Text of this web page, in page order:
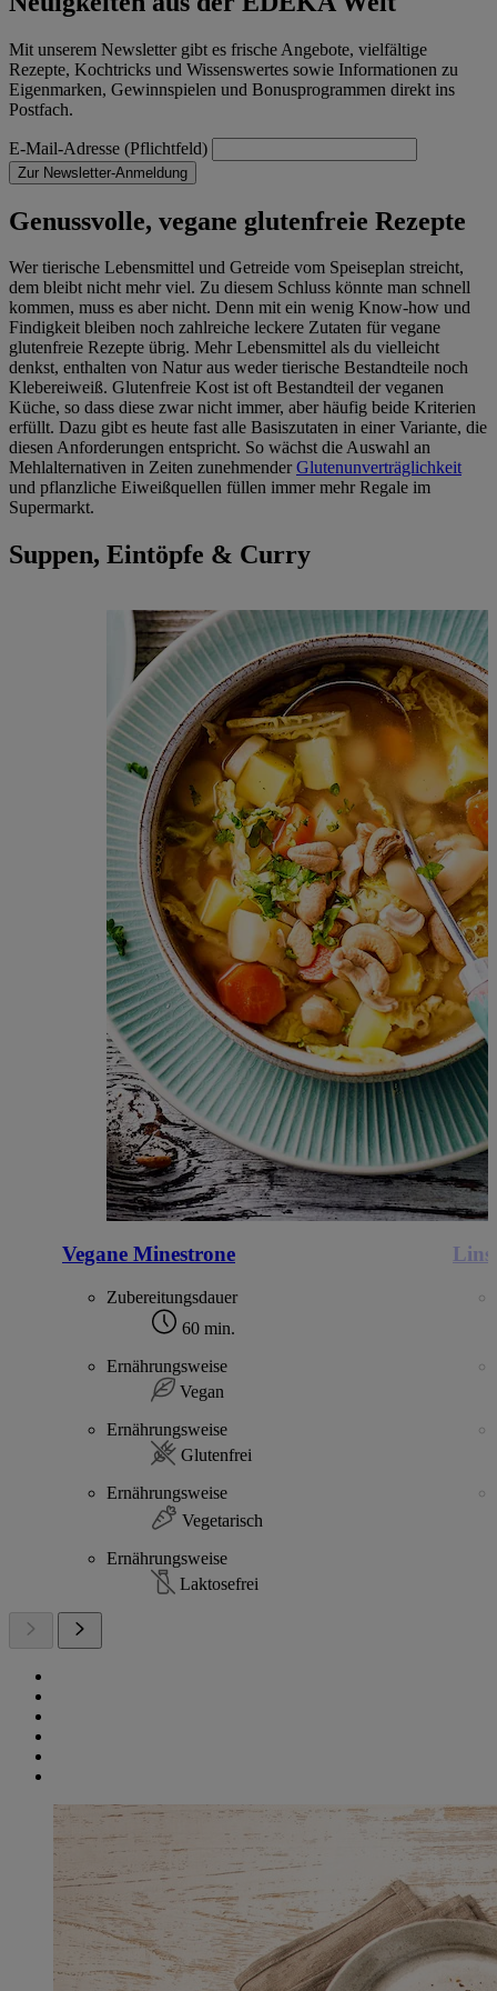
Mit unserem Newsletter gibt es frische Angebote, vielfältige
Rezepte, Kochtricks und Wissenswertes sowie Informationen zu
Eigenmarken, Gewinnspielen und Bonusprogrammen direkt ins
Postfach.
E-Mail-Adresse (Pflichtfeld)
Zur Newsletter-Anmeldung
Genussvolle, vegane glutenfreie Rezepte
Wer tierische Lebensmittel und Getreide vom Speiseplan streicht,
dem bleibt nicht mehr viel. Zu diesem Schluss könnte man schnell
kommen, muss es aber nicht. Denn mit ein wenig Know-how und
Findigkeit bleiben noch zahlreiche leckere Zutaten für vegane
glutenfreie Rezepte übrig. Mehr Lebensmittel als du vielleicht
denkst, enthalten von Natur aus weder tierische Bestandteile noch
Klebereiweiß. Glutenfreie Kost ist oft Bestandteil der veganen
Küche, so dass diese zwar nicht immer, aber häufig beide Kriterien
erfüllt. Dazu gibt es heute fast alle Basiszutaten in einer Variante, die
diesen Anforderungen entspricht. So wächst die Auswahl an
Mehlalternativen in Zeiten zunehmenderGlutenunverträglichkeit
und pflanzliche Eiweißquellen füllen immer mehr Regale im
Supermarkt.
Suppen, Eintöpfe & Curry
Vegane Minestrone
Zubereitungsdauer
60 min.
Ernährungsweise
Vegan
Ernährungsweise
Glutenfrei
Ernährungsweise
Vegetarisch
Ernährungsweise
Laktosefrei